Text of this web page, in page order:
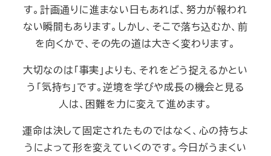
す。計画通りに進まない日もあれば、努力が報われ
ない瞬間もあります。しかし、そこで落ち込むか、前
を向くかで、その先の道は大きく変わります。
大切なのは「事実」よりも、それをどう捉えるかとい
う「気持ち」です。逆境を学びや成長の機会と見る
人は、困難を力に変えて進めます。
運命は決して固定されたものではなく、心の持ちよ
うによって形を変えていくのです。今日がうまくい